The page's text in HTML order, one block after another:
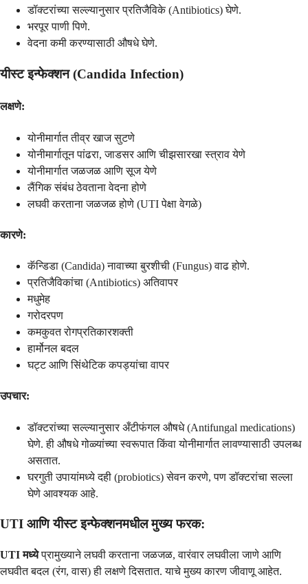
डॉक्टरांच्या सल्ल्यानुसार प्रतिजैविके (Antibiotics) घेणे.
भरपूर पाणी पिणे.
वेदना कमी करण्यासाठी औषधे घेणे.
यीस्ट इन्फेक्शन (Candida Infection)
लक्षणे:
योनीमार्गात तीव्र खाज सुटणे
योनीमार्गातून पांढरा, जाडसर आणि चीझसारखा स्त्राव येणे
योनीमार्गात जळजळ आणि सूज येणे
लैंगिक संबंध ठेवताना वेदना होणे
लघवी करताना जळजळ होणे (UTI पेक्षा वेगळे)
कारणे:
कॅन्डिडा (Candida) नावाच्या बुरशीची (Fungus) वाढ होणे.
प्रतिजैविकांचा (Antibiotics) अतिवापर
मधुमेह
गरोदरपण
कमकुवत रोगप्रतिकारशक्ती
हार्मोनल बदल
घट्ट आणि सिंथेटिक कपड्यांचा वापर
उपचार:
डॉक्टरांच्या सल्ल्यानुसार अँटीफंगल औषधे (Antifungal medications)
घेणे. ही औषधे गोळ्यांच्या स्वरूपात किंवा योनीमार्गात लावण्यासाठी उपलब्ध
असतात.
घरगुती उपायांमध्ये दही (probiotics) सेवन करणे, पण डॉक्टरांचा सल्ला
घेणे आवश्यक आहे.
UTI आणि यीस्ट इन्फेक्शनमधील मुख्य फरक:
UTI मध्येप्रामुख्याने लघवी करताना जळजळ, वारंवार लघवीला जाणे आणि
लघवीत बदल (रंग, वास) ही लक्षणे दिसतात. याचे मुख्य कारण जीवाणू आहेत.